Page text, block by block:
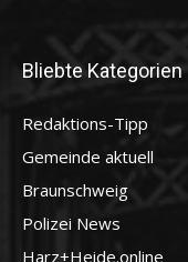
Bliebte Kategorien
Redaktions-Tipp
Gemeinde aktuell
Braunschweig
Polizei News
Harz+Heide.online